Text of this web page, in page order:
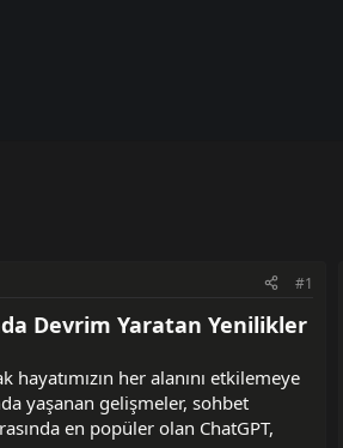
#1
Devrim Yaratan Yenilikler
her alanını etkilemeye
yaşanan gelişmeler, sohbet
en popüler olan ChatGPT,